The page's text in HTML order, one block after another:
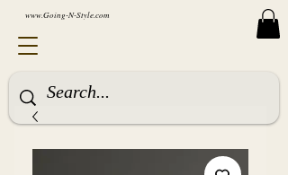
www.Going-N-Style.com